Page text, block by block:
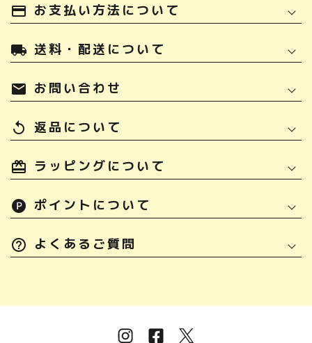
payment お支払い方法について
local_shipping 送料・配送について
mail お問い合わせ
replay 返品について
ラッピングについて
ポイントについて
よくあるご質問